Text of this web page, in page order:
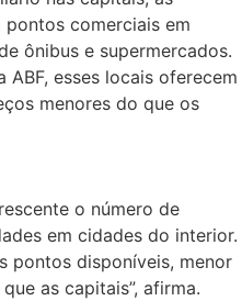
comerciais em
ônibus e supermercados.
ABF, esses locais oferecem
menores do que os
o número de
em cidades do interior.
pontos disponíveis, menor
as capitais”, afirma.